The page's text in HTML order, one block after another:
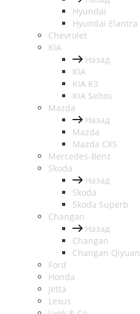
Hyundai
Hyundai Elantra
Chevrolet
KIA
Назад
KIA
KIA K3
KIA Seltos
Mazda
Назад
Mazda
Mazda CX5
Mercedes-Benz
Skoda
Назад
Skoda
Skoda Superb
Changan
Назад
Changan
Changan Qiyuan
Ford
Honda
Jetta
Lexus